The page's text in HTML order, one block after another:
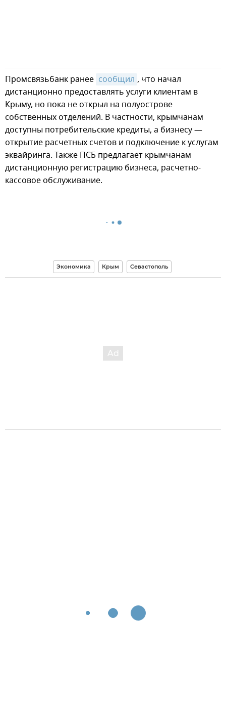
Промсвязьбанк ранее сообщил , что начал
дистанционно предоставлять услуги клиентам в
Крыму, но пока не открыл на полуострове
собственных отделений. В частности, крымчанам
доступны потребительские кредиты, а бизнесу —
открытие расчетных счетов и подключение к услугам
эквайринга. Также ПСБ предлагает крымчанам
дистанционную регистрацию бизнеса, расчетно-
кассовое обслуживание.
Экономика Крым Севастополь